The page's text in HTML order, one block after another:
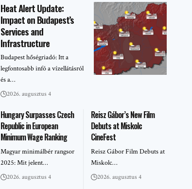
Heat Alert Update:
Impact on Budapest’s
Services and
Infrastructure
Budapest hőségriadó: Itt a
legfontosabb infó a vízellátásról
és a…
2026. augusztus 4
Hungary Surpasses Czech
Republic in European
Minimum Wage Ranking
Magyar minimálbér rangsor
2025: Mit jelent…
2026. augusztus 4
Reisz Gábor’s New Film
Debuts at Miskolc
CineFest
Reisz Gábor Film Debuts at
Miskolc…
2026. augusztus 4